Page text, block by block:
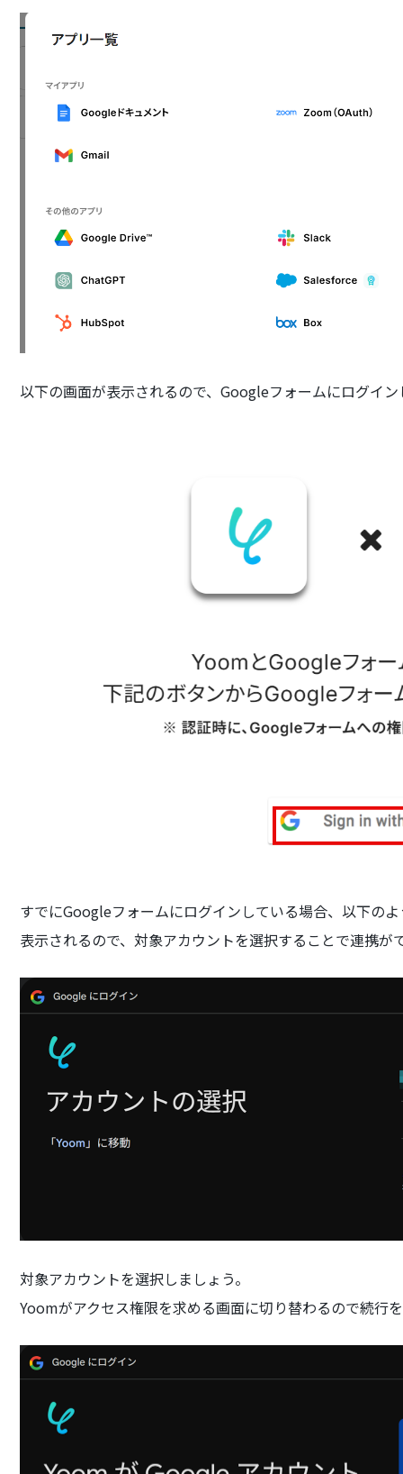
以下の画面が表示されるので、Googleフォームにログイ
すでにGoogleフォームにログインしている場合、以下の
表示されるので、対象アカウントを選択することで連携が
対象アカウントを選択しましょう。
Yoomがアクセス権限を求める画面に切り替わるので続行